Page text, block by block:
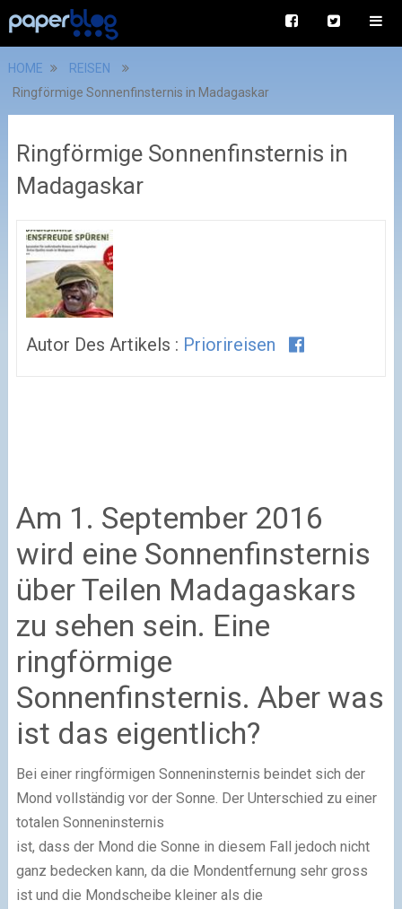
HOME
REISEN
Ringförmige Sonnenfinsternis in Madagaskar
Ringförmige Sonnenfinsternis in
Madagaskar
Autor Des Artikels : Priorireisen
Am 1. September 2016
wird eine Sonnenfinsternis
über Teilen Madagaskars
zu sehen sein. Eine
ringförmige
Sonnenfinsternis. Aber was
ist das eigentlich?
Bei einer ringförmigen Sonneninsternis beindet sich der
Mond vollständig vor der Sonne. Der Unterschied zu einer
totalen Sonneninsternis
ist, dass der Mond die Sonne in diesem Fall jedoch nicht
ganz bedecken kann, da die Mondentfernung sehr gross
ist und die Mondscheibe kleiner als die